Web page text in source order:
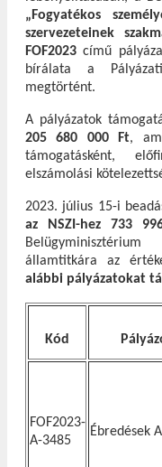
„Fogyatékos
szervezeteinek
FOF2023című
bírálata a
megtörtént.
A pályázatok
205 680 000 Ft,
támogatásként,
elszámolási
2023. július 15-i
az NSZI-hez 733
államtitkára az
alábbi pályázatokat
Kód
FOF2023-
A-3485
Ébredések